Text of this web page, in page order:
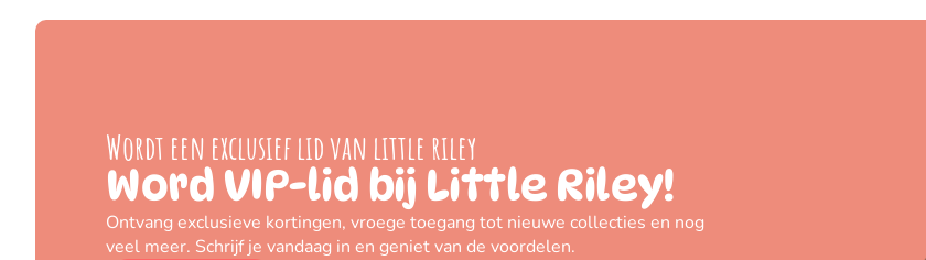
Wordt een exclusief lid van little riley
Word VIP-lid bij Little Riley!
Ontvang exclusieve kortingen, vroege toegang tot nieuwe collecties en nog
veel meer. Schrijf je vandaag in en geniet van de voordelen.